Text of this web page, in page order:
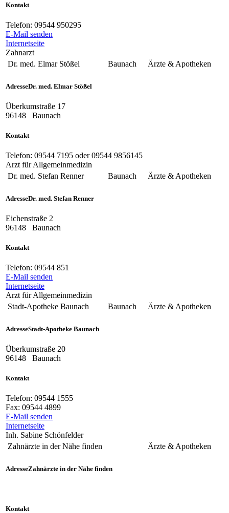
Kontakt
Telefon: 09544 950295
E-Mail senden
Internetseite
Zahnarzt
Dr. med. Elmar Stößel
Baunach Ärzte & Apotheken
AdresseDr. med. Elmar Stößel
Überkumstraße 17
96148
Baunach
Kontakt
Telefon: 09544 7195 oder 09544 9856145
Arzt für Allgemeinmedizin
Dr. med. Stefan Renner
Baunach Ärzte & Apotheken
AdresseDr. med. Stefan Renner
Eichenstraße 2
96148
Baunach
Kontakt
Telefon: 09544 851
E-Mail senden
Internetseite
Arzt für Allgemeinmedizin
Stadt-Apotheke Baunach
Baunach Ärzte & Apotheken
AdresseStadt-Apotheke Baunach
Überkumstraße 20
96148
Baunach
Kontakt
Telefon: 09544 1555
Fax: 09544 4899
E-Mail senden
Internetseite
Inh. Sabine Schönfelder
Zahnärzte in der Nähe finden
Ärzte & Apotheken
AdresseZahnärzte in der Nähe finden
Kontakt